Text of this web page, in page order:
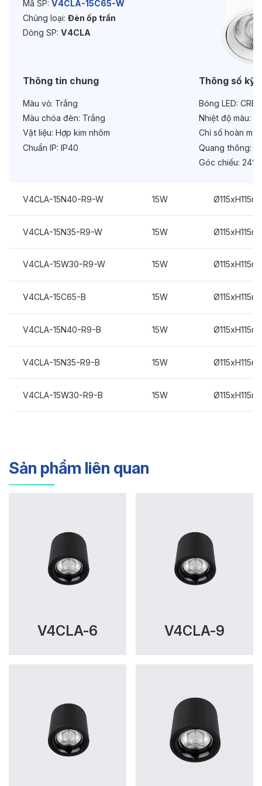
Tuổi thọ: >30000h
Mã SP: V4CLA-15C65-W
Chủng loại: Đèn ốp trần
Dòng SP: V4CLA
Thông tin chung
Màu vỏ: Trắng
Màu chóa đèn: Trắng
Vật liệu: Hợp kim nhôm
Chuẩn IP: IP40
Thông số kỹ
Bóng LED:
Nhiệt độ màu:
Chỉ số hoàn
Quang thông:
Góc chiếu: 24°
V4CLA-15N40-R9-W 15W
V4CLA-15N35-R9-W 15W
V4CLA-15W30-R9-W 15W
V4CLA-15C65-B 15W
V4CLA-15N40-R9-B 15W
V4CLA-15N35-R9-B 15W
V4CLA-15W30-R9-B 15W
Sản phẩm liên quan
V4CLA-6 V4CLA-9